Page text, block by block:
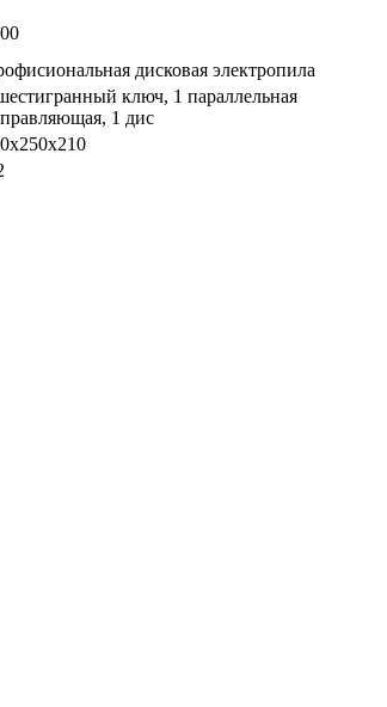
дисковая электропила
ключ, 1 параллельная
1 дис